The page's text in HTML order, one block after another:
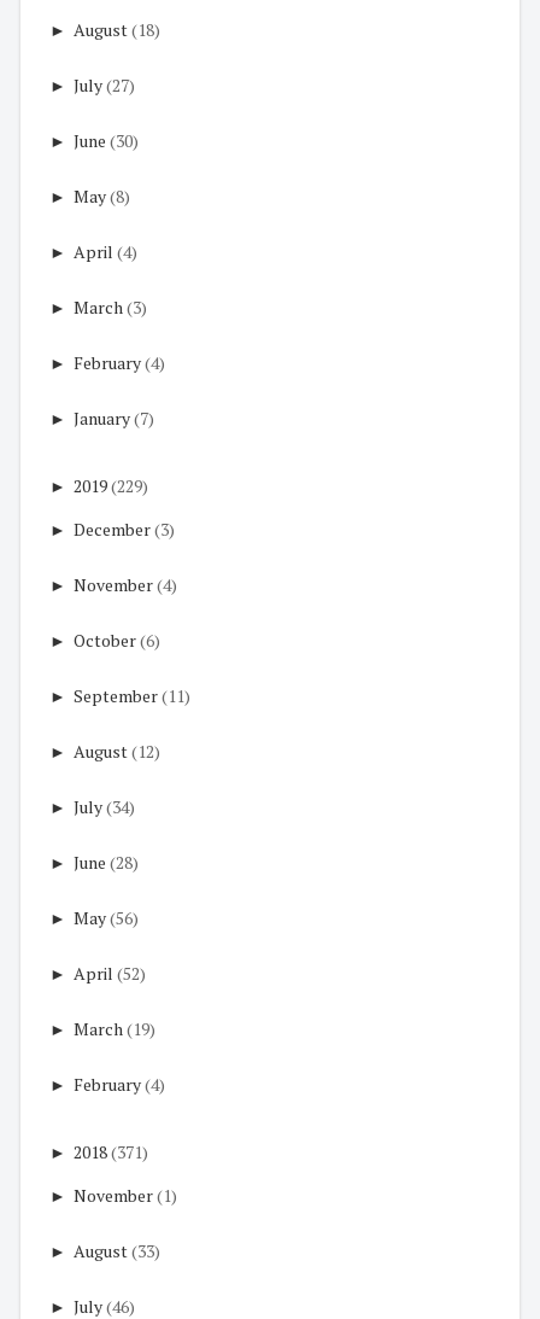
► August(18)
► July(27)
► June (30)
► May(8)
► April (4)
► March(3)
► February(4)
► January(7)
► 2019(229)
► December(3)
► November(4)
► October(6)
► September(11)
► August(12)
► July(34)
► June (28)
► May(56)
► April (52)
► March(19)
► February(4)
► 2018(371)
► November(1)
► August(33)
► July(46)